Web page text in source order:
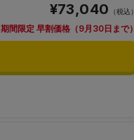
¥73,040 （税込）
期間限定 早割価格（9月30日まで）